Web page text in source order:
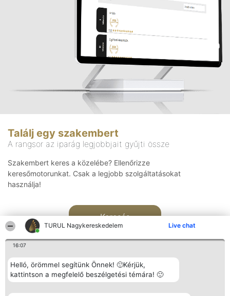
TURUL Nagykereskedelem Live chat
16:07
Helló, örömmel segítünk Önnek! 🙂Kérjük,
kattintson a megfelelő beszélgetési témára! 🙂
Találj egy szakembert
A rangsor az iparág legjobbjait gyűjti össze
Szakembert keres a közelébe? Ellenőrizze
keresőmotorunkat. Csak a legjobb szolgáltatásokat
használja!
Keresés
Rangsorszervező Népszavazás Elérhetőség